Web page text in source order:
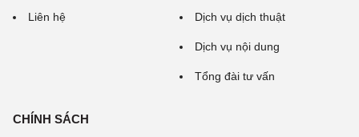
Liên hệ Dịch vụ dịch thuật
Dịch vụ nội dung
Tổng đài tư vấn
CHÍNH SÁCH